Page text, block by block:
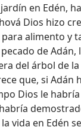
en Edén,
Dios hizo
alimento y
de
del árbol de
que, si Adán
Dios le
vida en Edén